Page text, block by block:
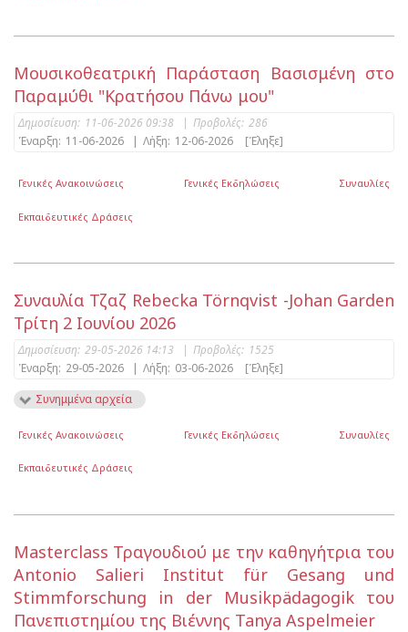
Μουσικοθεατρική Παράσταση Βασισμένη στο
Παραμύθι "Κρατήσου Πάνω μου"
Δημοσίευση: 11-06-2026 09:38 | Προβολές: 286
Έναρξη: 11-06-2026 | Λήξη: 12-06-2026 [Έληξε]
Γενικές Ανακοινώσεις Γενικές Εκδηλώσεις Συναυλίες
Εκπαιδευτικές Δράσεις
Συναυλία Τζαζ Rebecka Törnqvist -Johan Garden
Τρίτη 2 Ιουνίου 2026
Δημοσίευση: 29-05-2026 14:13 | Προβολές: 1525
Έναρξη: 29-05-2026 | Λήξη: 03-06-2026
[Έληξε]
Συνημμένα αρχεία
Γενικές Ανακοινώσεις Γενικές Εκδηλώσεις Συναυλίες
Εκπαιδευτικές Δράσεις
Masterclass Τραγουδιού με την καθηγήτρια του
Antonio Salieri Institut für Gesang und
Stimmforschung in der Musikpädagogik του
Πανεπιστημίου της Βιέννης Tanya Aspelmeier